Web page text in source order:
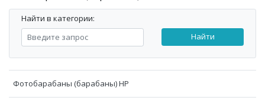
Найти в категории:
Найти
Фотобарабаны (барабаны) HP